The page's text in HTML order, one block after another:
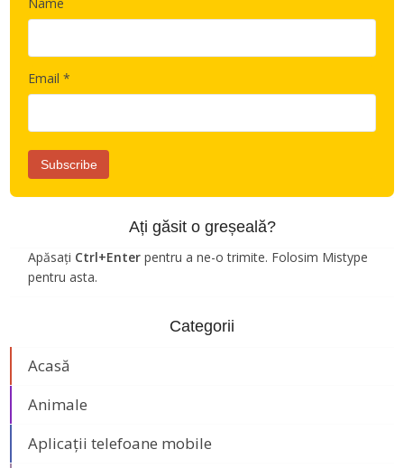
Email *
Ați găsit o greșeală?
Apăsați Ctrl+Enter pentru a ne-o trimite. Folosim Mistype
pentru asta.
Categorii
Acasă
Animale
Aplicații telefoane mobile